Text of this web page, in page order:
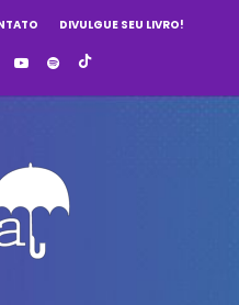
DIVULGUE SEU LIVRO!